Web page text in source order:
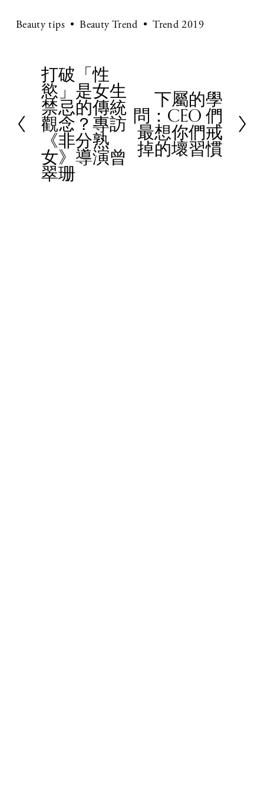
Beauty tips Beauty Trend Trend 2019
P
r
e
v
o
u
打破「性
慾」是女生
禁忌的傳統
觀念？專訪
《非分熟
女》導演曾
翠珊
e
下屬的學
問：CEO 們
最想你們戒
掉的壞習慣